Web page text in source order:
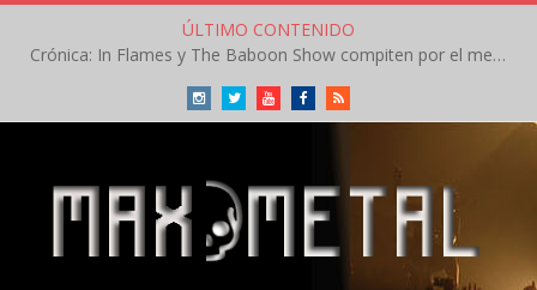
ÚLTIMO CONTENIDO
Crónica: In Flames y The Baboon Show compiten por el mejor concierto del día en el Leyendas del Rock – Viernes – Agosto 2026
InstagramTwitterYoutubeFacebookRSS